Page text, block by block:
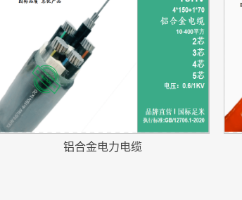
铝合金电力电缆